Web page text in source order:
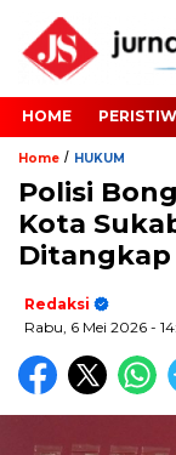
HOME
Home / HUKUM
Polisi
Kota
Ditangkap
Redaksi
Rabu, 6 Mei 2026 -